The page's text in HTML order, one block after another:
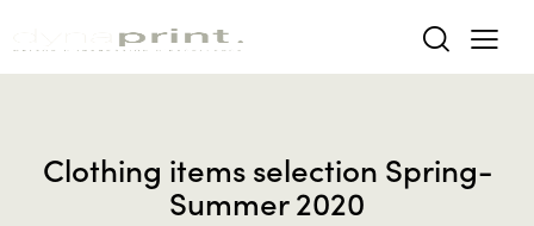
Clothing items selection Spring-
Summer 2020